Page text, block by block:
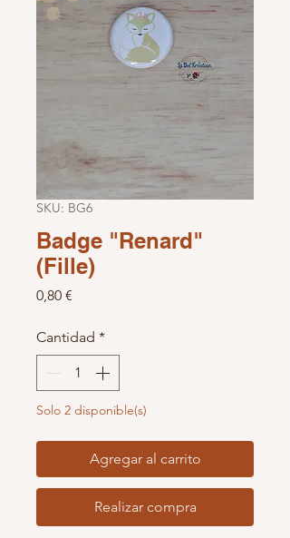
SKU: BG6
Badge "Renard"
(Fille)
0,80 €
Cantidad *
Solo 2 disponible(s)
Agregar al carrito
Realizar compra